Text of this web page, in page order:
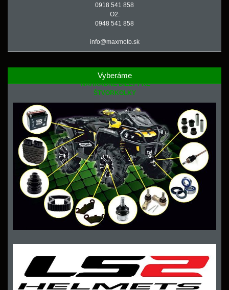
0918 541 858
O2:
0948 541 858
info@maxmoto.sk
Vyberáme
NÁHRADNÉ DIELY PRE
ŠTVORKOLKY